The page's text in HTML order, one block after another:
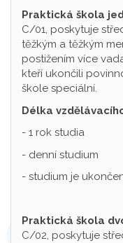
Praktická škola
C/01, poskytuje
těžkým a těžkým
postižením více
kteří ukončili
škole speciální.
Délka
- 1 rok studia
- denní studium
- studium je
Praktická škola
C/02, poskytuje